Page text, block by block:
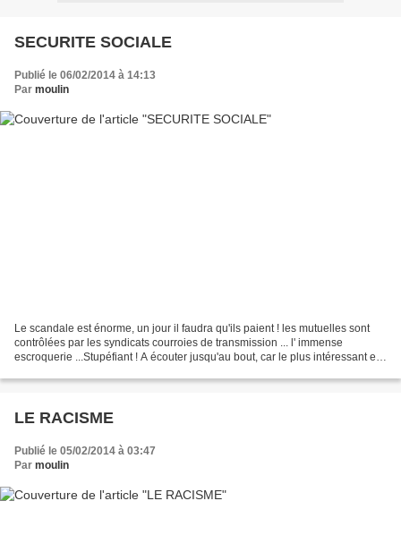
SECURITE SOCIALE
Publié le 06/02/2014 à 14:13
Par moulin
Le scandale est énorme, un jour il faudra qu'ils paient ! les mutuelles sont
contrôlées par les syndicats courroies de transmission ... l' immense
escroquerie ...Stupéfiant ! A écouter jusqu'au bout, car le plus intéressant est
LE RACISME
Publié le 05/02/2014 à 03:47
Par moulin